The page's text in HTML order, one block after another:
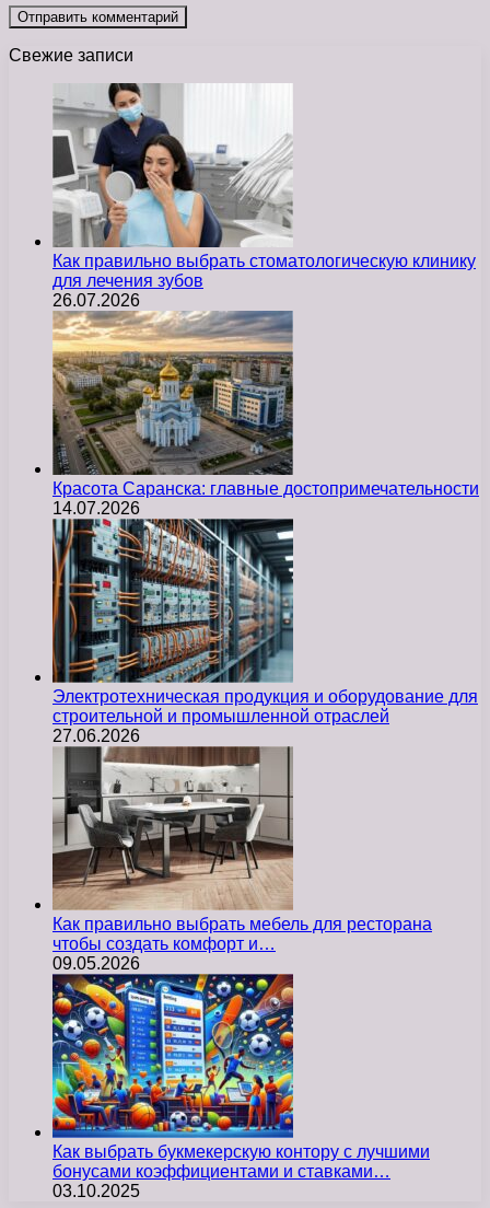
Свежие записи
Как правильно выбрать стоматологическую клинику
для лечения зубов
26.07.2026
Красота Саранска: главные достопримечательности
14.07.2026
Электротехническая продукция и оборудование для
строительной и промышленной отраслей
27.06.2026
Как правильно выбрать мебель для ресторана
чтобы создать комфорт и…
09.05.2026
Как выбрать букмекерскую контору с лучшими
бонусами коэффициентами и ставками…
03.10.2025